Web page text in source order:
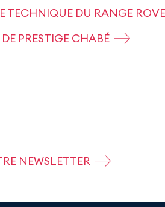
TECHNIQUE DU RANGE
PRESTIGE CHABÉ
NEWSLETTER